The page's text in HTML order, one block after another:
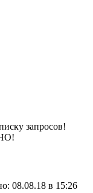
запросов!
08.08.18 в 15:26